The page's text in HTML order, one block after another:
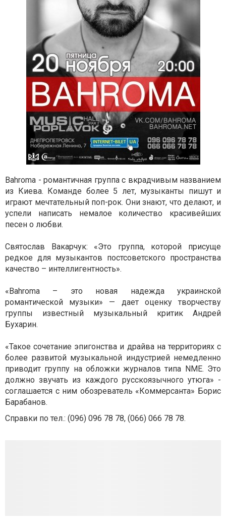
Bahroma - романтичная группа с вкрадчивым названием
из Киева. Команде более 5 лет, музыканты пишут и
играют мечтательный поп-рок. Они знают, что делают, и
успели написать немалое количество красивейших
песен о любви.
Святослав Вакарчук: «Это группа, которой присуще
редкое для музыкантов постсоветского пространства
качество – интеллигентность».
«Bahroma – это новая надежда украинской
романтической музыки» — дает оценку творчеству
группы известный музыкальный критик Андрей
Бухарин.
«Такое сочетание эпигонства и драйва на территориях с
более развитой музыкальной индустрией немедленно
приводит группу на обложки журналов типа NME. Это
должно звучать из каждого русскоязычного утюга» -
соглашается с ним обозреватель «Коммерсанта» Борис
Барабанов.
Справки по тел.: (096) 096 78 78, (066) 066 78 78.